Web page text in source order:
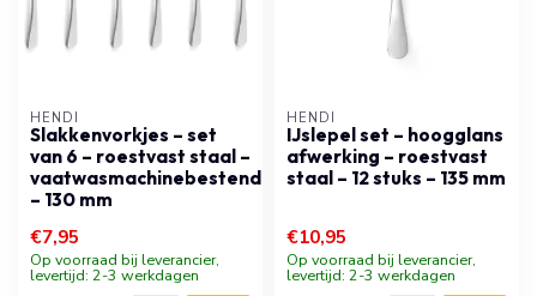
HENDI
Slakkenvorkjes – set
van 6 – roestvast staal –
vaatwasmachinebestendig
– 130 mm
€7,95
Op voorraad bij leverancier,
levertijd: 2-3 werkdagen
HENDI
IJslepel set – hoogglans
afwerking – roestvast
staal – 12 stuks – 135 mm
€10,95
Op voorraad bij leverancier,
levertijd: 2-3 werkdagen